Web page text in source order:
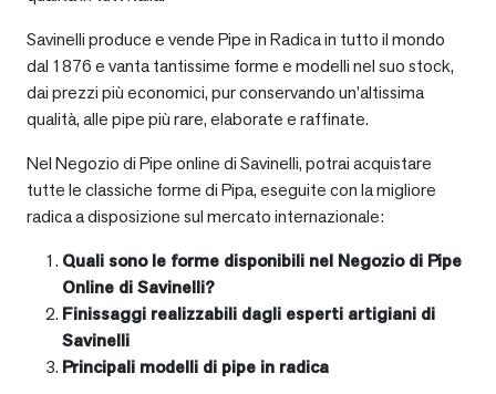
Savinelli produce e vende Pipe in Radica in tutto il mondo
dal 1876 e vanta tantissime forme e modelli nel suo stock,
dai prezzi più economici, pur conservando un’altissima
qualità, alle pipe più rare, elaborate e raffinate.
Nel Negozio di Pipe online di Savinelli, potrai acquistare
tutte le classiche forme di Pipa, eseguite con la migliore
radica a disposizione sul mercato internazionale:
Quali sono le forme disponibili nel Negozio di Pipe
Online di Savinelli?
Finissaggi realizzabili dagli esperti artigiani di
Savinelli
Principali modelli di pipe in radica